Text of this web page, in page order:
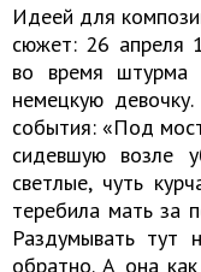
Идеей для
сюжет: 26 апреля
во время штурма
немецкую
события: «Под
сидевшую возле
светлые, чуть
теребила мать за
Раздумывать тут
обратно. А она